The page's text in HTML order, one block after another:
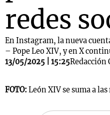
redes
En Instagram, la nueva
– Pope Leo XIV, y en X
13/05/2025 | 15:25Redacción
FOTO: León XIV se suma a